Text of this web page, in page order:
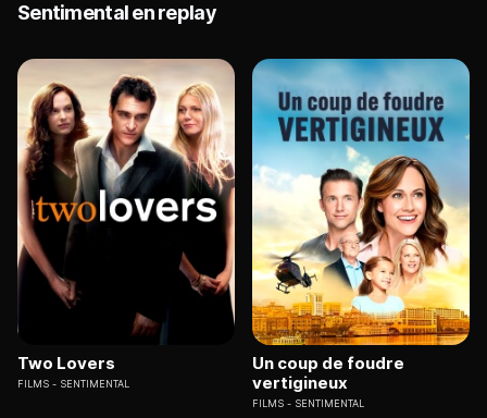
Sentimental en replay
Two Lovers
FILMS SENTIMENTAL
Un coup de foudre
vertigineux
FILMS SENTIMENTAL